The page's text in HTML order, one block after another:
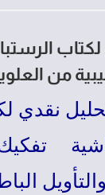
من
نقدي
تفكيك